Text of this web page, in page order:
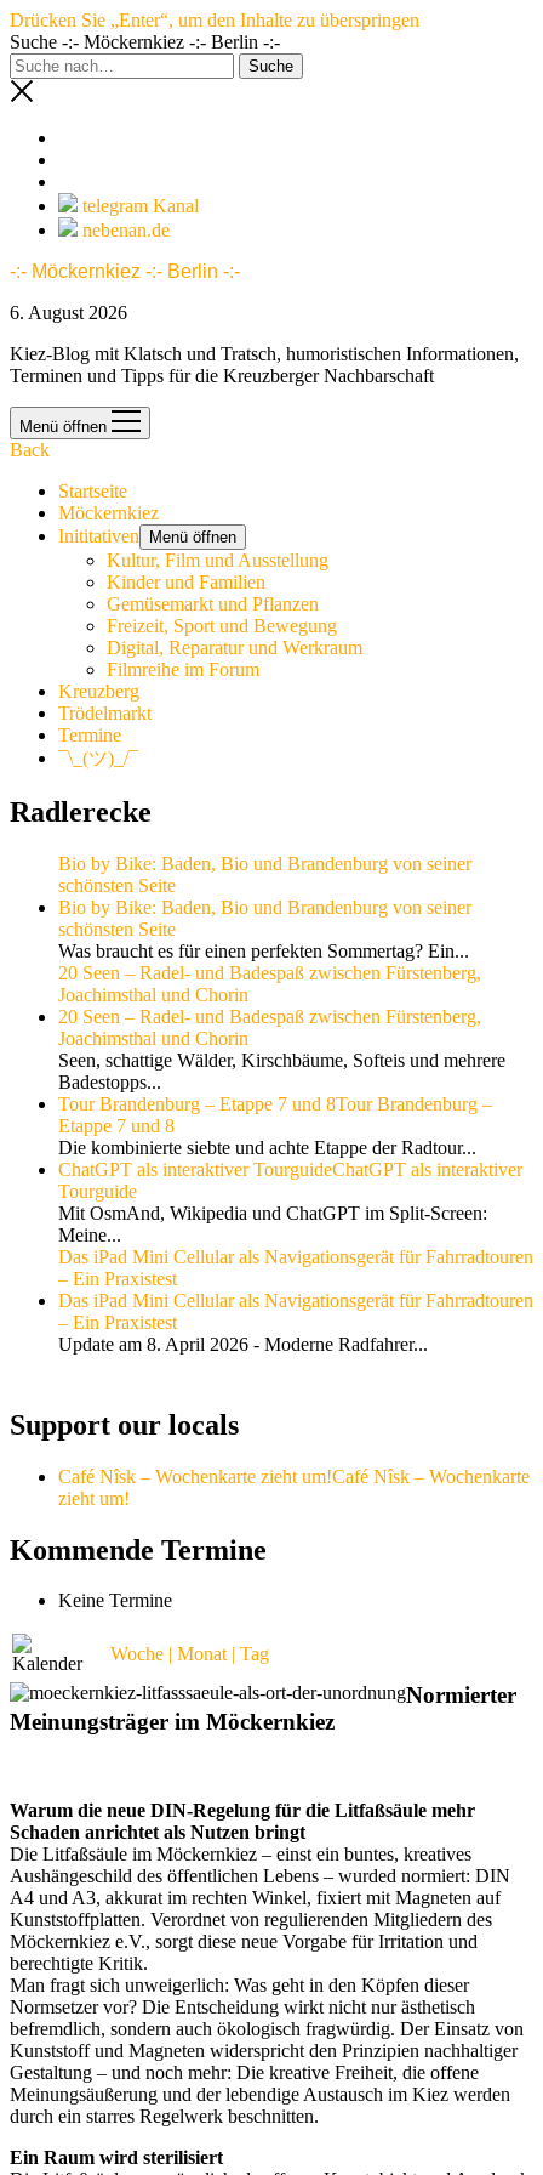
Drücken Sie „Enter“, um den Inhalte zu überspringen
Suche -:- Möckernkiez -:- Berlin -:-
telegram Kanal
nebenan.de
-:- Möckernkiez -:- Berlin -:-
6. August 2026
Kiez-Blog mit Klatsch und Tratsch, humoristischen Informationen,
Terminen und Tipps für die Kreuzberger Nachbarschaft
Menü öffnen
Back
Startseite
Möckernkiez
Inititativen
Menü öffnen
Kultur, Film und Ausstellung
Kinder und Familien
Gemüsemarkt und Pflanzen
Freizeit, Sport und Bewegung
Digital, Reparatur und Werkraum
Filmreihe im Forum
Kreuzberg
Trödelmarkt
Termine
¯\_(ツ)_/¯
Radlerecke
Bio by Bike: Baden, Bio und Brandenburg von seiner
schönsten Seite
Bio by Bike: Baden, Bio und Brandenburg von seiner
schönsten Seite
Was braucht es für einen perfekten Sommertag? Ein...
20 Seen – Radel- und Badespaß zwischen Fürstenberg,
Joachimsthal und Chorin
20 Seen – Radel- und Badespaß zwischen Fürstenberg,
Joachimsthal und Chorin
Seen, schattige Wälder, Kirschbäume, Softeis und mehrere
Badestopps...
Tour Brandenburg – Etappe 7 und 8Tour Brandenburg –
Etappe 7 und 8
Die kombinierte siebte und achte Etappe der Radtour...
ChatGPT als interaktiver TourguideChatGPT als interaktiver
Tourguide
Mit OsmAnd, Wikipedia und ChatGPT im Split-Screen:
Meine...
Das iPad Mini Cellular als Navigationsgerät für Fahrradtouren
– Ein Praxistest
Das iPad Mini Cellular als Navigationsgerät für Fahrradtouren
– Ein Praxistest
Update am 8. April 2026 - Moderne Radfahrer...
Support our locals
Café Nîsk – Wochenkarte zieht um!Café Nîsk – Wochenkarte
zieht um!
Kommende Termine
Keine Termine
Woche | Monat | Tag
Normierter
Meinungsträger im Möckernkiez
Warum die neue DIN-Regelung für die Litfaßsäule mehr
Schaden anrichtet als Nutzen bringt
Die Litfaßsäule im Möckernkiez – einst ein buntes, kreatives
Aushängeschild des öffentlichen Lebens – wurded normiert: DIN
A4 und A3, akkurat im rechten Winkel, fixiert mit Magneten auf
Kunststoffplatten. Verordnet von regulierenden Mitgliedern des
Möckernkiez e.V., sorgt diese neue Vorgabe für Irritation und
berechtigte Kritik.
Man fragt sich unweigerlich: Was geht in den Köpfen dieser
Normsetzer vor? Die Entscheidung wirkt nicht nur ästhetisch
befremdlich, sondern auch ökologisch fragwürdig. Der Einsatz von
Kunststoff und Magneten widerspricht den Prinzipien nachhaltiger
Gestaltung – und noch mehr: Die kreative Freiheit, die offene
Meinungsäußerung und der lebendige Austausch im Kiez werden
durch ein starres Regelwerk beschnitten.
Ein Raum wird sterilisiert